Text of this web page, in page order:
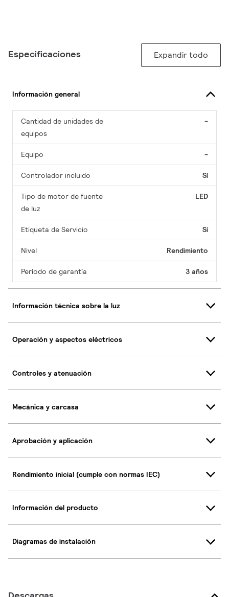
Especificaciones Expandir todo
Información general
Cantidad de unidades de
equipos
-
Equipo -
Controlador incluido Sí
Tipo de motor de fuente
de luz
LED
Etiqueta de Servicio Sí
Nivel Rendimiento
Período de garantía 3 años
Información técnica sobre la luz
Operación y aspectos eléctricos
Controles y atenuación
Mecánica y carcasa
Aprobación y aplicación
Rendimiento inicial (cumple con normas IEC)
Información del producto
Diagramas de instalación